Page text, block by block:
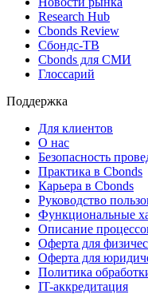
Research Hub
Cbonds Review
Сбондс-ТВ
Cbonds для СМИ
Глоссарий
Поддержка
Для клиентов
О нас
Безопасность
Практика в Cbonds
Карьера в Cbonds
Руководство
Функциональные
Описание
Оферта для
Оферта для
Политика
IT-аккредитация